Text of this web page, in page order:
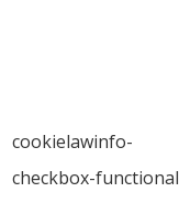
cookielawinfo-
checkbox-functional